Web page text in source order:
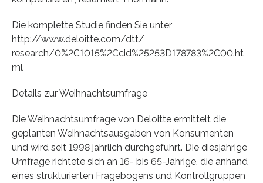
Die komplette Studie finden Sie unter
http://www.deloitte.com/dtt/
research/0%2C1015%2Ccid%25253D178783%2C00.ht
ml
Details zur Weihnachtsumfrage
Die Weihnachtsumfrage von Deloitte ermittelt die
geplanten Weihnachtsausgaben von Konsumenten
und wird seit 1998 jährlich durchgeführt. Die diesjährige
Umfrage richtete sich an 16- bis 65-Jährige, die anhand
eines strukturierten Fragebogens und Kontrollgruppen